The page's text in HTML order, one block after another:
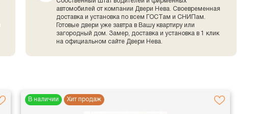
автомобилей от компании Двери Нева. Своевременная
доставка и установка по всем ГОСТам и СНИПам.
Готовые двери уже завтра в Вашу квартиру или
загородный дом. Замер, доставка и установка в 1 клик
на официальном сайте Двери Нева.
В наличии Хит продаж